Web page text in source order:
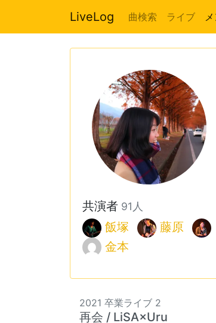
LiveLog 曲検索 ライブ
共演者 91人
飯塚 藤原
金本
2021 卒業ライブ 2
再会 / LiSA×Uru